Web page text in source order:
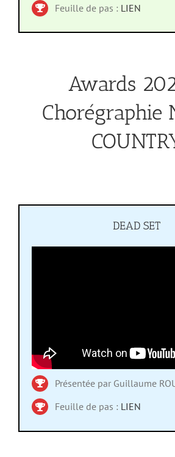
Feuille de pas : LIEN
Awards
Chorégraphie
DEAD SET
Présentée par Guillaume
Feuille de pas : LIEN